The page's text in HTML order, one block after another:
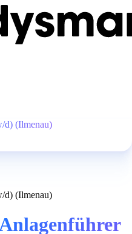
d) (Ilmenau)
d) (Ilmenau)